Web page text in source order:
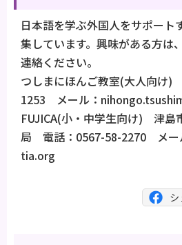
日本語を学ぶ外国人をサポート
集しています。興味がある方は
連絡ください。
つしまにほんご教室(大人向け
1253 メール：
FUJICA(小・中学生向け) 津島
局 電話：0567-58-2270 メー
tia.org